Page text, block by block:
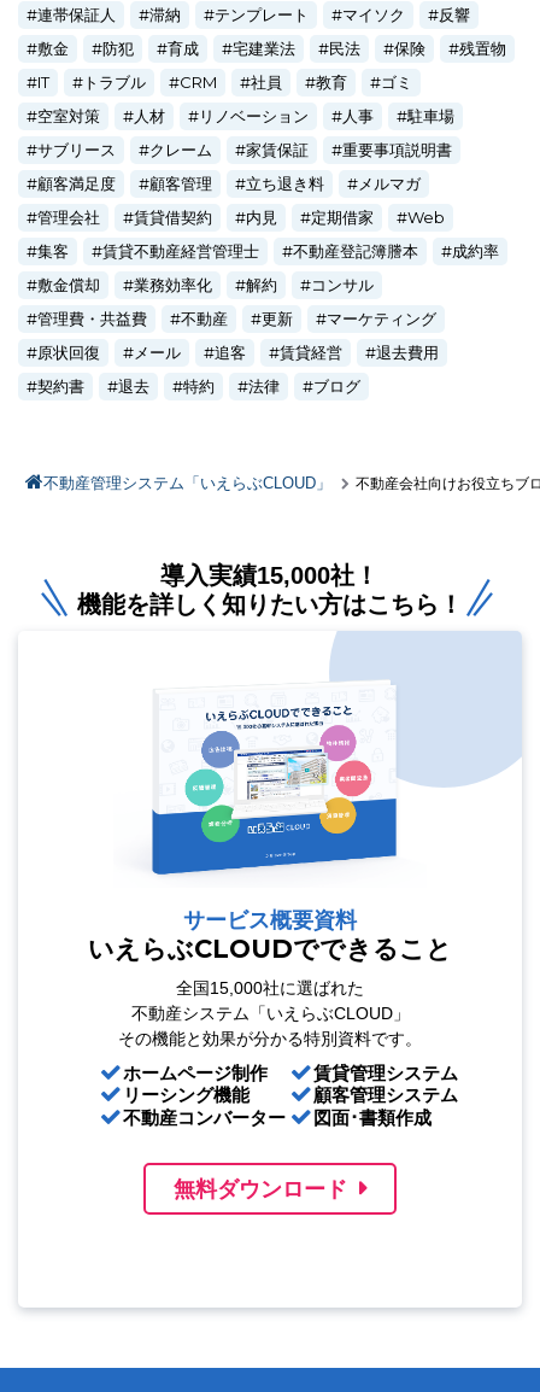
連帯保証人
滞納 テンプレート マイソク
反響
敷金
防犯 育成 宅建業法 民法 保険
残置物
IT
トラブル CRM 社員 教育
ゴミ
空室対策
人材 リノベーション 人事
駐車場
サブリース
クレーム 家賃保証
重要事項説明書
顧客満足度
顧客管理 立ち退き料
メルマガ
管理会社
賃貸借契約 内見 定期借家
Web
集客
賃貸不動産経営管理士 不動産登記簿謄本
成約率
敷金償却
業務効率化 解約
コンサル
管理費・共益費
不動産 更新
マーケティング
原状回復
メール 追客 賃貸経営
退去費用
契約書
退去 特約 法律 ブログ
不動産管理システム「いえらぶCLOUD」 不動産会社向けお役立ちブ
導入実績15,000社！
機能を詳しく知りたい方はこちら！
サービス概要資料
いえらぶCLOUDでできること
全国15,000社に選ばれた
不動産システム「いえらぶCLOUD」
その機能と効果が分かる特別資料です。
ホームページ制作
リーシング機能
不動産コンバーター
賃貸管理システム
顧客管理システム
図面･書類作成
無料ダウンロード